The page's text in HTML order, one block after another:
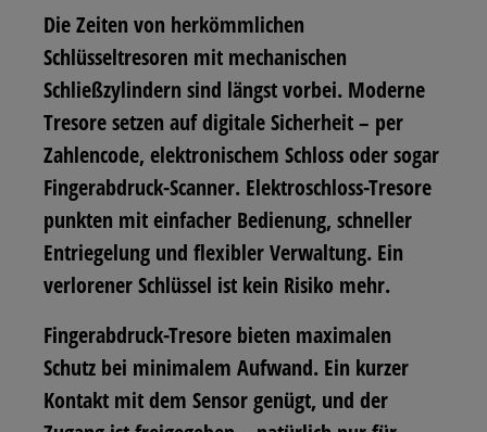
Die Zeiten von herkömmlichen
Schlüsseltresoren mit mechanischen
Schließzylindern sind längst vorbei. Moderne
Tresore setzen auf digitale Sicherheit – per
Zahlencode, elektronischem Schloss oder sogar
Fingerabdruck-Scanner. Elektroschloss-Tresore
punkten mit einfacher Bedienung, schneller
Entriegelung und flexibler Verwaltung. Ein
verlorener Schlüssel ist kein Risiko mehr.
Fingerabdruck-Tresore bieten maximalen
Schutz bei minimalem Aufwand. Ein kurzer
Kontakt mit dem Sensor genügt, und der